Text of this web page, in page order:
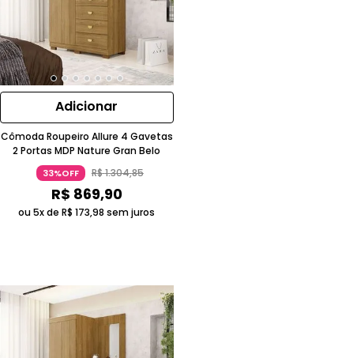
Adicionar
Cômoda Roupeiro Allure 4 Gavetas
2 Portas MDP Nature Gran Belo
33%OFF R$1.304,85
R$ 869,90
ou 5x deR$ 173,98 sem juros